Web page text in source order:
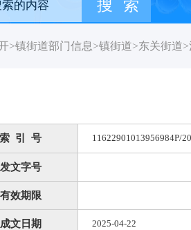
>镇街道部门信息>镇街道>东关街道>
索 引 号 11622901013956984P/
发文字号
有效期限
成文日期 2025-04-22